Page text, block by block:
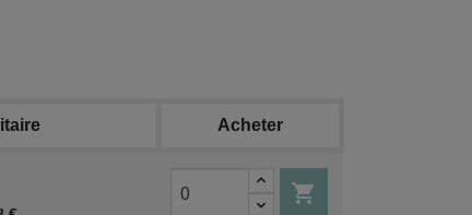
Acheter
